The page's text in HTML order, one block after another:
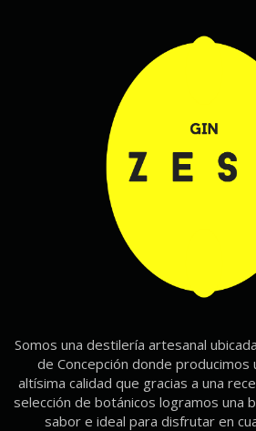
Somos una destilería artesanal
de Concepción donde producimos
altísima calidad que gracias a una
selección de botánicos logramos una
sabor e ideal para disfrutar en